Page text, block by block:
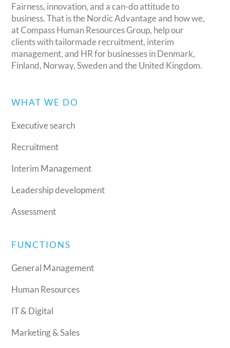
Fairness, innovation, and a can-do attitude to
business. That is the Nordic Advantage and how we,
at Compass Human Resources Group, help our
clients with tailormade recruitment, interim
management, and HR for businesses in Denmark,
Finland, Norway, Sweden and the United Kingdom.
WHAT WE DO
Executive search
Recruitment
Interim Management
Leadership development
Assessment
FUNCTIONS
General Management
Human Resources
IT & Digital
Marketing & Sales